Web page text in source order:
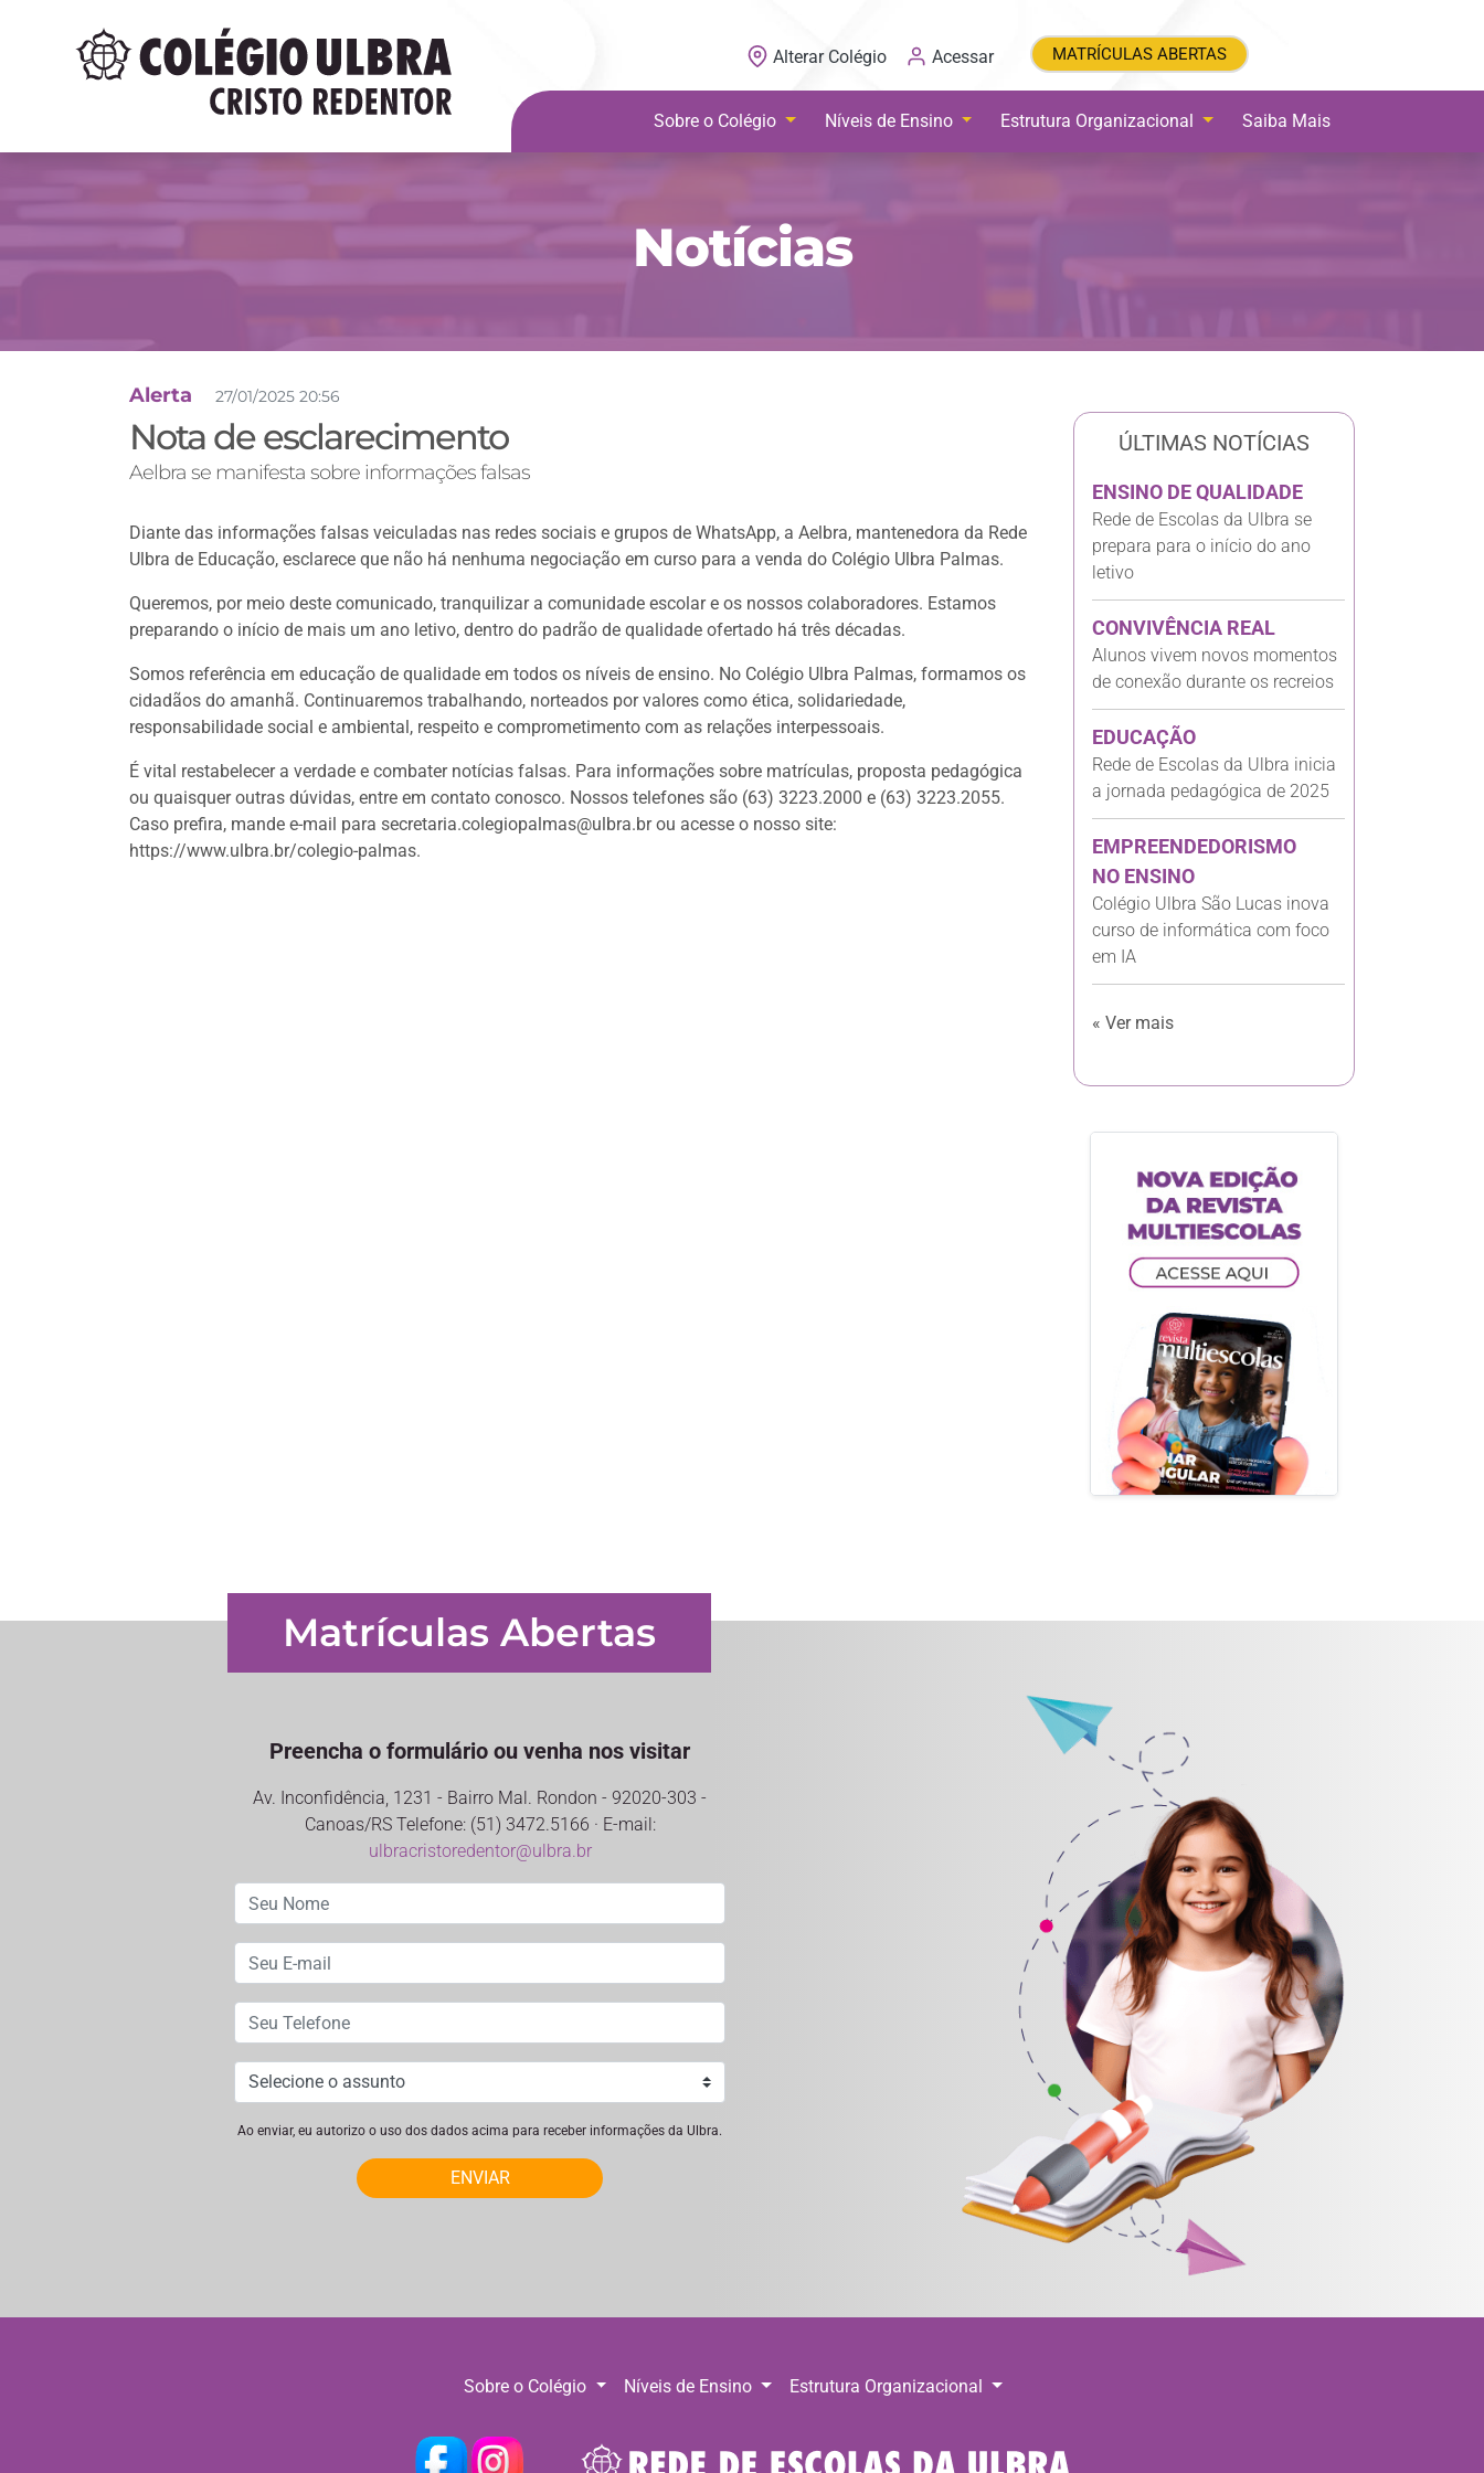
MATRÍCULAS ABERTAS
Alterar Colégio Acessar MATRÍCULAS ABERTAS
Sobre o Colégio Níveis de Ensino Estrutura Organizacional Saiba Mais
Notícias
Alerta 27/01/2025 20:56
Nota de esclarecimento
Aelbra se manifesta sobre informações falsas
Diante das informações falsas veiculadas nas redes sociais e grupos de WhatsApp, a Aelbra, mantenedora da Rede
Ulbra de Educação, esclarece que não há nenhuma negociação em curso para a venda do Colégio Ulbra Palmas.
Queremos, por meio deste comunicado, tranquilizar a comunidade escolar e os nossos colaboradores. Estamos
preparando o início de mais um ano letivo, dentro do padrão de qualidade ofertado há três décadas.
Somos referência em educação de qualidade em todos os níveis de ensino. No Colégio Ulbra Palmas, formamos os
cidadãos do amanhã. Continuaremos trabalhando, norteados por valores como ética, solidariedade,
responsabilidade social e ambiental, respeito e comprometimento com as relações interpessoais.
É vital restabelecer a verdade e combater notícias falsas. Para informações sobre matrículas, proposta pedagógica
ou quaisquer outras dúvidas, entre em contato conosco. Nossos telefones são (63) 3223.2000 e (63) 3223.2055.
Caso prefira, mande e-mail para secretaria.colegiopalmas@ulbra.br ou acesse o nosso site:
https://www.ulbra.br/colegio-palmas.
ÚLTIMAS NOTÍCIAS
ENSINO DE QUALIDADE
Rede de Escolas da Ulbra se
prepara para o início do ano
letivo
CONVIVÊNCIA REAL
Alunos vivem novos momentos
de conexão durante os recreios
EDUCAÇÃO
Rede de Escolas da Ulbra inicia
a jornada pedagógica de 2025
EMPREENDEDORISMO
NO ENSINO
Colégio Ulbra São Lucas inova
curso de informática com foco
em IA
« Ver mais
Matrículas Abertas
Preencha o formulário ou venha nos visitar
Av. Inconfidência, 1231 - Bairro Mal. Rondon - 92020-303 -
Canoas/RS Telefone: (51) 3472.5166 · E-mail:
ulbracristoredentor@ulbra.br
Ao enviar, eu autorizo o uso dos dados acima para receber informações da Ulbra.
ENVIAR
Sobre o Colégio Níveis de Ensino Estrutura Organizacional